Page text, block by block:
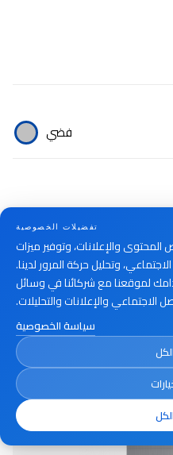
فضي
تفضيلات الخصوصية
والإعلانات، وتوفير ميزات
وتحليل حركة المرور لدينا.
لموقعنا مع شركائنا في وسائل
الاجتماعي والإعلانات والتحليلات.
سياسة الخصوصية